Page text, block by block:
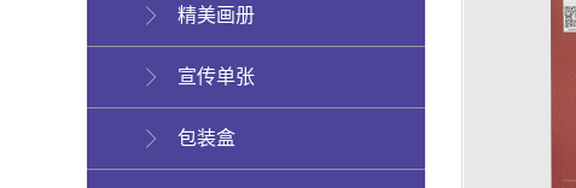
精美画册
宣传单张
包装盒